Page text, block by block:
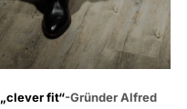
„clever fit“-Gründer Alfred